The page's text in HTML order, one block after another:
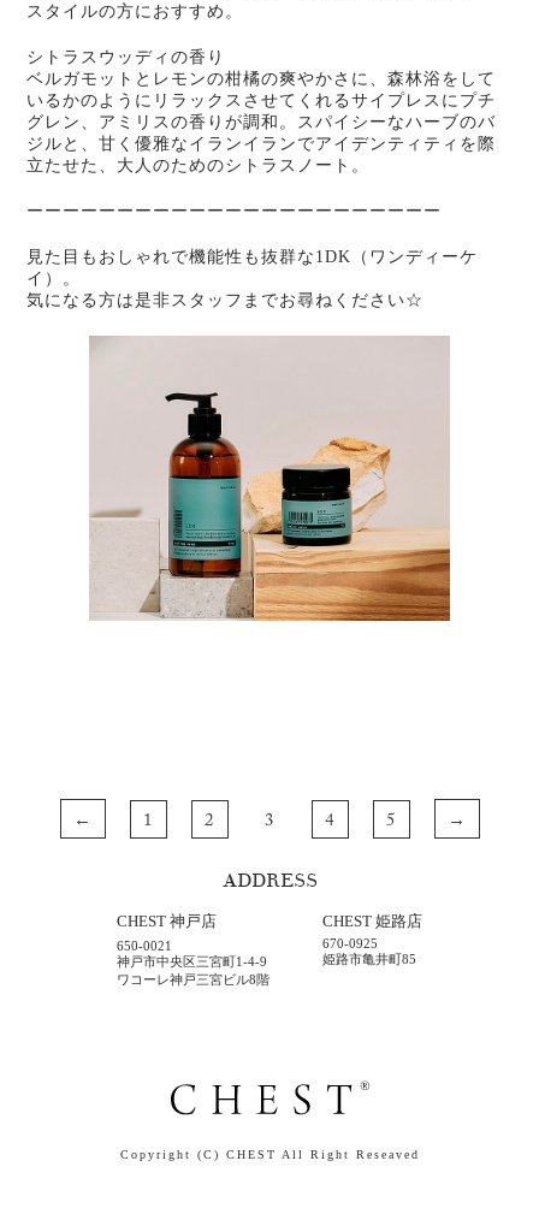
スタイルの方におすすめ。
シトラスウッディの香り
ベルガモットとレモンの柑橘の爽やかさに、森林浴をして
いるかのようにリラックスさせてくれるサイプレスにプチ
グレン、アミリスの香りが調和。スパイシーなハーブのバ
ジルと、甘く優雅なイランイランでアイデンティティを際
立たせた、大人のためのシトラスノート。
ーーーーーーーーーーーーーーーーーーーーーーー
見た目もおしゃれで機能性も抜群な1DK（ワンディーケ
イ）。
気になる方は是非スタッフまでお尋ねください☆
← 1 2 3 4 5 →
ADDRESS
CHEST 神戸店
650-0021
神戸市中央区三宮町1-4-9
ワコーレ神戸三宮ビル8階
CHEST 姫路店
670-0925
姫路市亀井町85
Copyright (C) CHEST All Right Reseaved